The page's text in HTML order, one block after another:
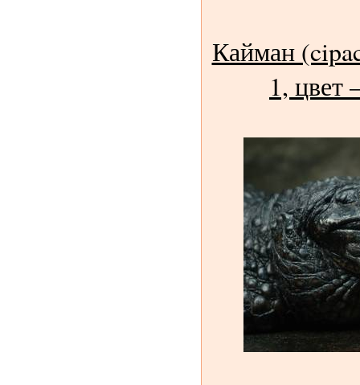
Кайман
1, цвет